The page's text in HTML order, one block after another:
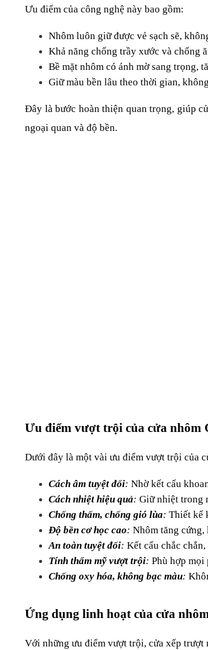
Ưu điểm của công nghệ này bao gồm:
Nhôm luôn giữ được vẻ sạch sẽ,
Khả năng chống trầy xước và chống
Bề mặt nhôm có ánh mờ sang trọng,
Giữ màu bền lâu theo thời gian,
Đây là bước hoàn thiện quan trọng, giúp
ngoại quan và độ bền.
Ưu điểm vượt trội của cửa nhôm
Dưới đây là một vài ưu điểm vượt trội của
Cách âm tuyệt đối: Nhờ kết cấu
Cách nhiệt hiệu quả: Giữ nhiệt trong
Chống thấm, chống gió lùa: Thiết kế
Độ bền cơ học cao: Nhôm tăng
An toàn tuyệt đối: Kết cấu chắc
Tính thẩm mỹ vượt trội: Phù hợp mọi
Chống oxy hóa, không bạc màu:
Ứng dụng linh hoạt của cửa
Với những ưu điểm vượt trội, cửa xếp